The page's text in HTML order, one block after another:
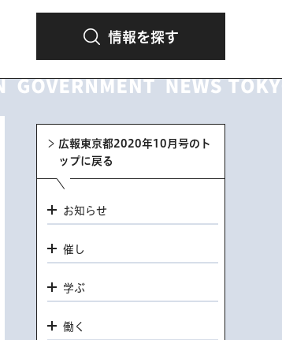
情報を探す
広報東京都2020年10月号のト
ップに戻る
お知らせ
催し
学ぶ
働く